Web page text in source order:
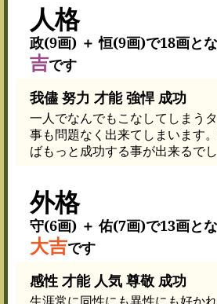
人格
政(9画) ＋ 恒(9画)で18画と
吉です
我儘 努力 才能 強悍 成功
一人でなんでもこなしてしまう
事も問題なく出来てしまいます
ばもっと成功する事が出来るでし
外格
守(6画) ＋ 佑(7画)で13画と
大吉です
感性 才能 人気 尊敬 成功